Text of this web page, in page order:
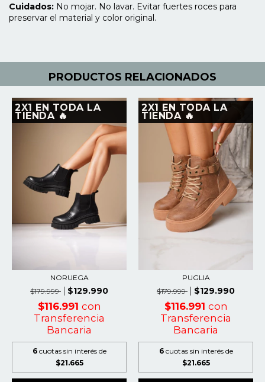
Cuidados: No mojar. No lavar. Evitar fuertes roces para
preservar el material y color original.
PRODUCTOS RELACIONADOS
2X1 EN TODA LA
TIENDA 🔥
NORUEGA
$179.999
$129.990
$116.991 con
Transferencia
Bancaria
6 cuotas sin interés de
$21.665
2X1 EN TODA LA
TIENDA 🔥
PUGLIA
$179.999
$129.990
$116.991 con
Transferencia
Bancaria
6 cuotas sin interés de
$21.665